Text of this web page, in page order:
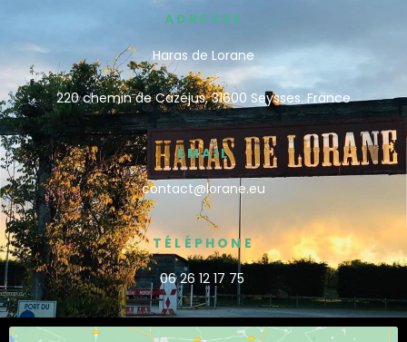
ADRESSE
Haras de Lorane
220 chemin de Cazéjus, 31600 Seysses. France
EMAIL
contact@lorane.eu
TÉLÉPHONE
06 26 12 17 75